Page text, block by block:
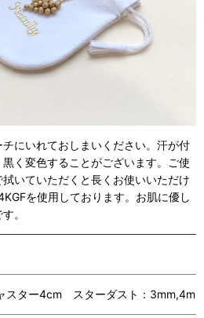
にいれておしまいください。汗が付
く変色することがございます。ご使
いていただくと長くお使いいただけ
を使用しております。お肌に優し
。
スター4cm スターダスト：3mm,4mm